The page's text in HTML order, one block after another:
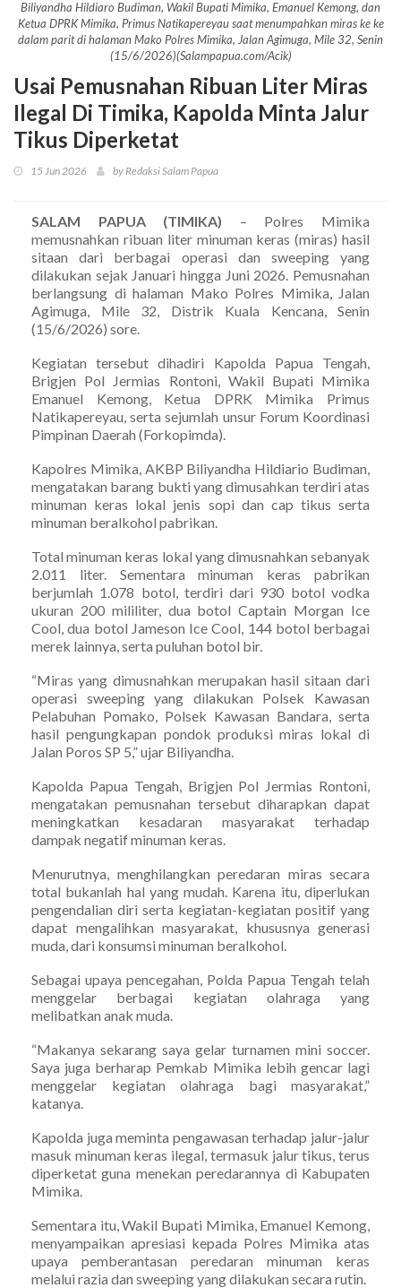
Biliyandha Hildiaro Budiman, Wakil Bupati Mimika, Emanuel Kemong, dan
Ketua DPRK Mimika, Primus Natikapereyau saat menumpahkan miras ke ke
dalam parit di halaman Mako Polres Mimika, Jalan Agimuga, Mile 32, Senin
(15/6/2026)(Salampapua.com/Acik)
Usai Pemusnahan Ribuan Liter Miras
Ilegal Di Timika, Kapolda Minta Jalur
Tikus Diperketat
15 Jun 2026 by Redaksi Salam Papua
SALAM PAPUA (TIMIKA) – Polres Mimika
memusnahkan ribuan liter minuman keras (miras) hasil
sitaan dari berbagai operasi dan sweeping yang
dilakukan sejak Januari hingga Juni 2026. Pemusnahan
berlangsung di halaman Mako Polres Mimika, Jalan
Agimuga, Mile 32, Distrik Kuala Kencana, Senin
(15/6/2026) sore.
Kegiatan tersebut dihadiri Kapolda Papua Tengah,
Brigjen Pol Jermias Rontoni, Wakil Bupati Mimika
Emanuel Kemong, Ketua DPRK Mimika Primus
Natikapereyau, serta sejumlah unsur Forum Koordinasi
Pimpinan Daerah (Forkopimda).
Kapolres Mimika, AKBP Biliyandha Hildiario Budiman,
mengatakan barang bukti yang dimusahkan terdiri atas
minuman keras lokal jenis sopi dan cap tikus serta
minuman beralkohol pabrikan.
Total minuman keras lokal yang dimusnahkan sebanyak
2.011 liter. Sementara minuman keras pabrikan
berjumlah 1.078 botol, terdiri dari 930 botol vodka
ukuran 200 mililiter, dua botol Captain Morgan Ice
Cool, dua botol Jameson Ice Cool, 144 botol berbagai
merek lainnya, serta puluhan botol bir.
“Miras yang dimusnahkan merupakan hasil sitaan dari
operasi sweeping yang dilakukan Polsek Kawasan
Pelabuhan Pomako, Polsek Kawasan Bandara, serta
hasil pengungkapan pondok produksi miras lokal di
Jalan Poros SP 5,” ujar Biliyandha.
Kapolda Papua Tengah, Brigjen Pol Jermias Rontoni,
mengatakan pemusnahan tersebut diharapkan dapat
meningkatkan kesadaran masyarakat terhadap
dampak negatif minuman keras.
Menurutnya, menghilangkan peredaran miras secara
total bukanlah hal yang mudah. Karena itu, diperlukan
pengendalian diri serta kegiatan-kegiatan positif yang
dapat mengalihkan masyarakat, khususnya generasi
muda, dari konsumsi minuman beralkohol.
Sebagai upaya pencegahan, Polda Papua Tengah telah
menggelar berbagai kegiatan olahraga yang
melibatkan anak muda.
“Makanya sekarang saya gelar turnamen mini soccer.
Saya juga berharap Pemkab Mimika lebih gencar lagi
menggelar kegiatan olahraga bagi masyarakat,”
katanya.
Kapolda juga meminta pengawasan terhadap jalur-jalur
masuk minuman keras ilegal, termasuk jalur tikus, terus
diperketat guna menekan peredarannya di Kabupaten
Mimika.
Sementara itu, Wakil Bupati Mimika, Emanuel Kemong,
menyampaikan apresiasi kepada Polres Mimika atas
upaya pemberantasan peredaran minuman keras
melalui razia dan sweeping yang dilakukan secara rutin.